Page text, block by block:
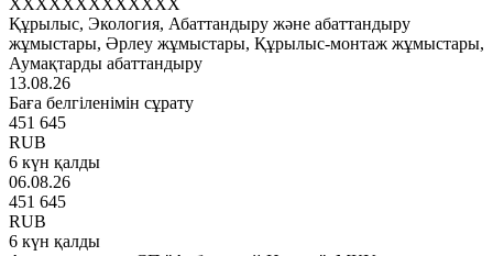
XXXXXXXXXXXXX
Құрылыс, Экология, Абаттандыру және абаттандыру
жұмыстары, Әрлеу жұмыстары, Құрылыс-монтаж жұмыстары,
Аумақтарды абаттандыру
13.08.26
Баға белгіленімін сұрату
451 645
RUB
6 күн қалды
06.08.26
451 645
RUB
6 күн қалды